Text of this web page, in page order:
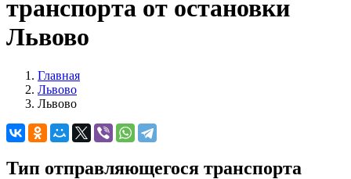
транспорта от остановки
Львово
Главная
Львово
Львово
Тип отправляющегося транспорта